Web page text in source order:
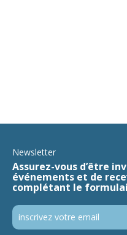
Newsletter
Assurez-vous d’être
événements et de
complétant le